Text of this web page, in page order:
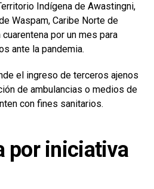
Indígena de Awastingni,
Waspam, Caribe Norte de
por un mes para
ante la pandemia.
el ingreso de terceros ajenos
de ambulancias o medios de
con fines sanitarios.
por iniciativa